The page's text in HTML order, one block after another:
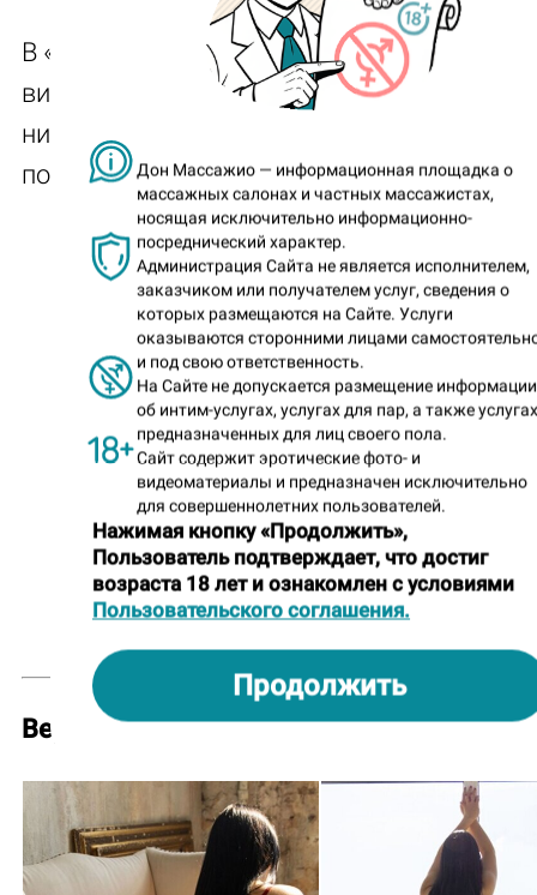
Дон Массажио — информационная площадка о
массажных салонах и частных массажистах,
носящая исключительно информационно-
посреднический характер.
Администрация Сайта не является исполнителем,
заказчиком или получателем услуг, сведения о
которых размещаются на Сайте. Услуги
оказываются сторонними лицами
и под свою ответственность.
На Сайте не допускается размещение информации
об интим-услугах, услугах для пар, а также
предназначенных для лиц своего пола.
Сайт содержит эротические фото- и
видеоматериалы и предназначен исключительно
для совершеннолетних пользователей.
Нажимая кнопку «Продолжить»,
Пользователь подтверждает, что достиг
возраста 18 лет и ознакомлен с условиями
Пользовательского соглашения.
Продолжить
В «Талисмане» не жалеют масла для
видоса! Но на попец Саши и правда не
никакого масла: вон как лоснится
покатыми округлостями!
2 года назад
Саша
частная
Вероника(«Инь-янь»)